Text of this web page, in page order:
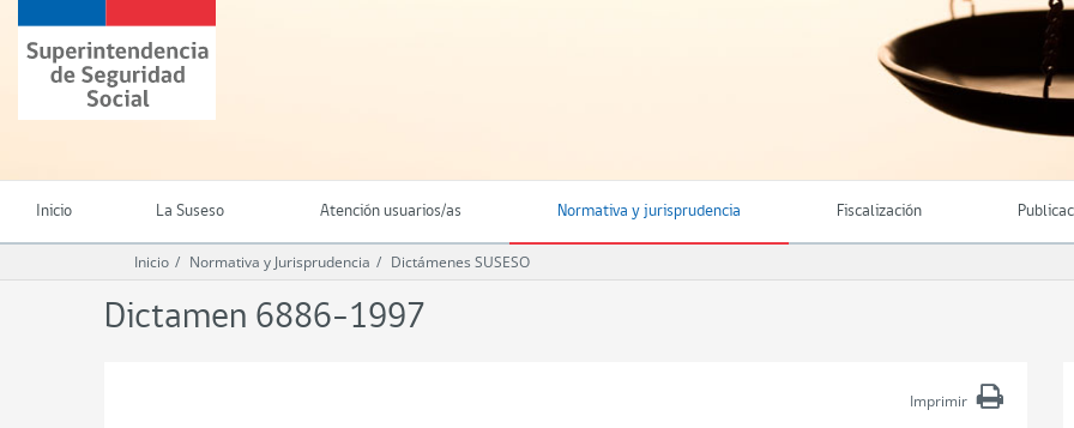
contenido
principal
Superintendencia
de
Seguridad
(SUSESO)
Chile
Inicio La Suseso Atención usuarios/as Normativa y jurisprudencia Fiscalización
Inicio Normativa y Jurisprudencia Dictámenes SUSESO
Dictamen 6886-1997
Imprimir